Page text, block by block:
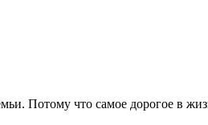
Потому что самое дорогое в